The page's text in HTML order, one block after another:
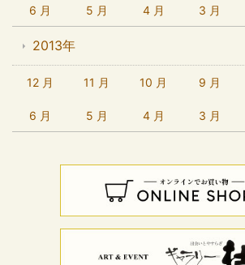
6 月 5 月 4 月 3 月
2013年
12 月 11 月 10 月 9 月
6 月 5 月 4 月 3 月